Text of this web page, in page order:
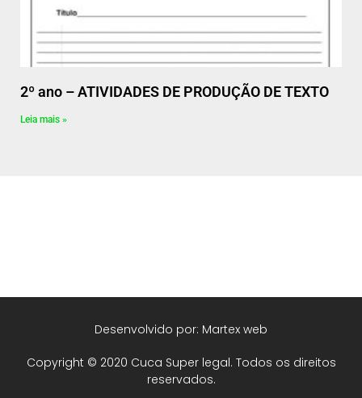
2º ano – ATIVIDADES DE PRODUÇÃO DE TEXTO
Leia mais »
Copyright © 2020 Cuca Super legal. Todos os direitos
reservados.
Desenvolvido por: Martex web